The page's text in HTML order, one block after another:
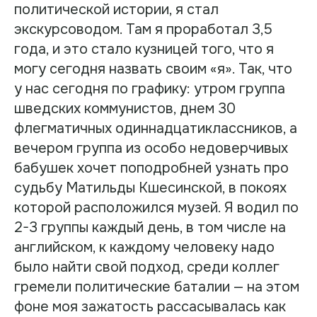
политической истории, я стал
экскурсоводом. Там я проработал 3,5
года, и это стало кузницей того, что я
могу сегодня назвать своим «я». Так, что
у нас сегодня по графику: утром группа
шведских коммунистов, днем 30
флегматичных одиннадцатиклассников, а
вечером группа из особо недоверчивых
бабушек хочет поподробней узнать про
судьбу Матильды Кшесинской, в покоях
которой расположился музей. Я водил по
2-3 группы каждый день, в том числе на
английском, к каждому человеку надо
было найти свой подход, среди коллег
гремели политические баталии — на этом
фоне моя зажатость рассасывалась как